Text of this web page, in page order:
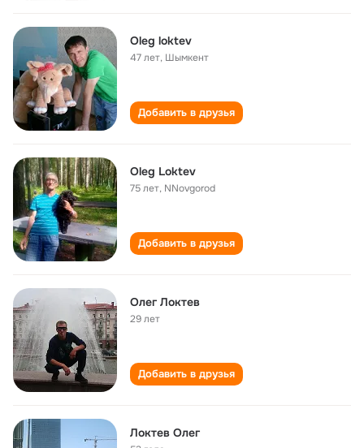
Oleg loktev
47 лет, Шымкент
Добавить в друзья
Oleg Loktev
75 лет, NNovgorod
Добавить в друзья
Олег Локтев
29 лет
Добавить в друзья
Локтев Олег